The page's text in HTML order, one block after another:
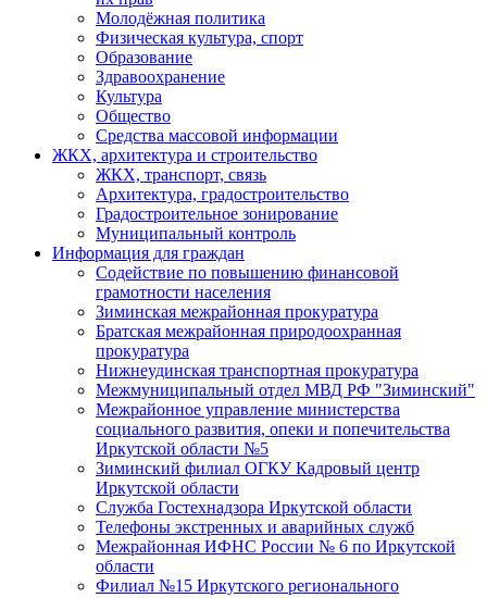
Молодёжная политика
Физическая культура, спорт
Образование
Здравоохранение
Культура
Общество
Средства массовой информации
ЖКХ, архитектура и строительство
ЖКХ, транспорт, связь
Архитектура, градостроительство
Градостроительное зонирование
Муниципальный контроль
Информация для граждан
Содействие по повышению финансовой
грамотности населения
Зиминская межрайонная прокуратура
Братская межрайонная природоохранная
прокуратура
Нижнеудинская транспортная прокуратура
Межмуниципальный отдел МВД РФ "Зиминский"
Межрайонное управление министерства
социального развития, опеки и попечительства
Иркутской области №5
Зиминский филиал ОГКУ Кадровый центр
Иркутской области
Служба Гостехнадзора Иркутской области
Телефоны экстренных и аварийных служб
Межрайонная ИФНС России № 6 по Иркутской
области
Филиал №15 Иркутского регионального